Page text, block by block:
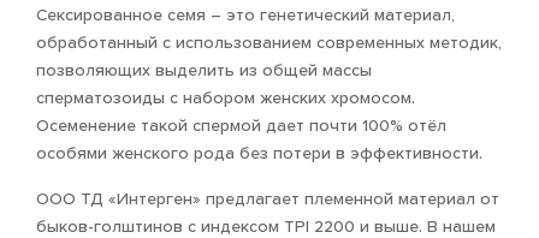
Сексированное семя – это генетический материал,
обработанный с использованием современных методик,
позволяющих выделить из общей массы
сперматозоиды с набором женских хромосом.
Осеменение такой спермой дает почти 100% отёл
особями женского рода без потери в эффективности.
ООО ТД «Интерген» предлагает племенной материал от
быков-голштинов с индексом TPI 2200 и выше. В нашем